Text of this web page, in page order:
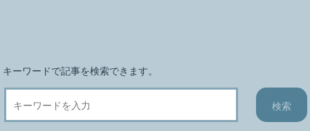
キーワードで記事を検索できます。